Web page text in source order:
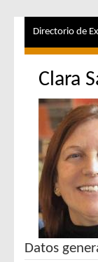
Directorio de
Clara
Datos